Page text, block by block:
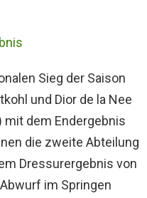
Sieg der Saison
und Dior de la Nee
mit dem Endergebnis
die zweite Abteilung
Dressurergebnis von
im Springen